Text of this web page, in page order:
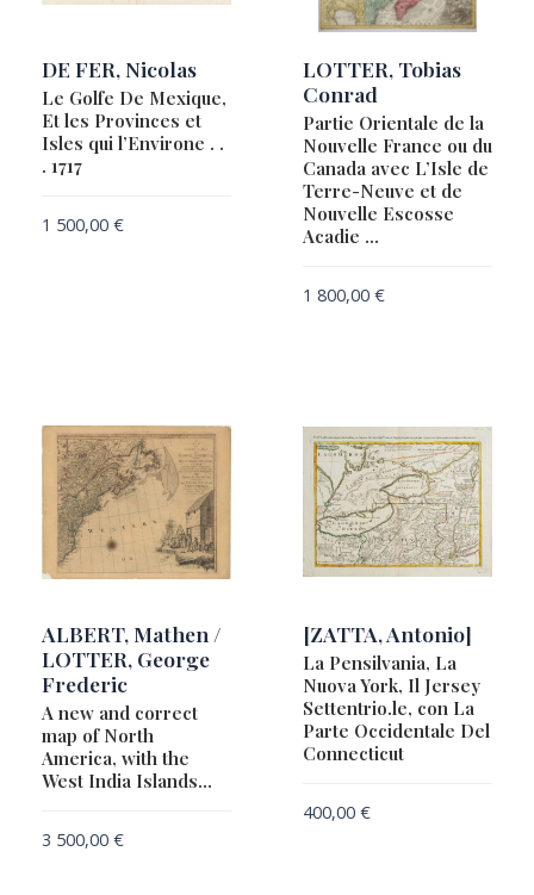
DE FER, Nicolas
Le Golfe De Mexique,
Et les Provinces et
Isles qui l’Environe . .
. 1717
1 500,00 €
LOTTER, Tobias
Conrad
Partie Orientale de la
Nouvelle France ou du
Canada avec L’Isle de
Terre-Neuve et de
Nouvelle Escosse
Acadie …
1 800,00 €
ALBERT, Mathen /
LOTTER, George
Frederic
A new and correct
map of North
America, with the
West India Islands…
3 500,00 €
[ZATTA, Antonio]
La Pensilvania, La
Nuova York, Il Jersey
Settentrio.le, con La
Parte Occidentale Del
Connecticut
400,00 €